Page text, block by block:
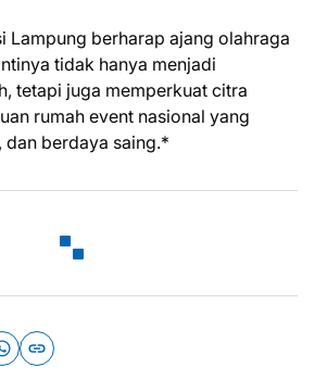
Lampung berharap ajang olahraga
tidak hanya menjadi
tetapi juga memperkuat citra
rumah event nasional yang
berdaya saing.*